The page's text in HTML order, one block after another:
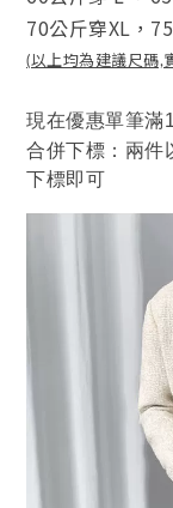
70公斤穿XL，
(以上均為建議尺碼,
現在優惠單筆滿
合併下標：兩件
下標即可